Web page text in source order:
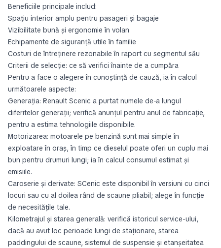
Beneficiile principale includ:
Spațiu interior amplu pentru pasageri și bagaje
Vizibilitate bună și ergonomie în volan
Echipamente de siguranță utile în familie
Costuri de întreținere rezonabile în raport cu segmentul său
Criterii de selecție: ce să verifici înainte de a cumpăra
Pentru a face o alegere în cunoștință de cauză, ia în calcul
următoarele aspecte:
Generația: Renault Scenic a purtat numele de-a lungul
diferitelor generații; verifică anunțul pentru anul de fabricație,
pentru a estima tehnologiile disponibile.
Motorizarea: motoarele pe benzină sunt mai simple în
exploatare în oraș, în timp ce dieselul poate oferi un cuplu mai
bun pentru drumuri lungi; ia în calcul consumul estimat și
emisiile.
Caroserie și derivate: SCenic este disponibil în versiuni cu cinci
locuri sau cu al doilea rând de scaune pliabil; alege în funcție
de necesitățile tale.
Kilometrajul și starea generală: verifică istoricul service-ului,
dacă au avut loc perioade lungi de staționare, starea
paddingului de scaune, sistemul de suspensie și etanșeitatea